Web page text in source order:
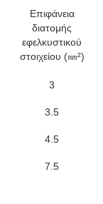
Επιφάνεια
διατομής
εφελκυστικού
στοιχείου (㎜²)
3
3.5
4.5
7.5